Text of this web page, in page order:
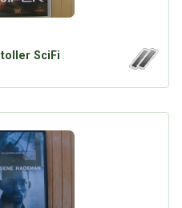
Presse News
Suchanfragen
SciFi